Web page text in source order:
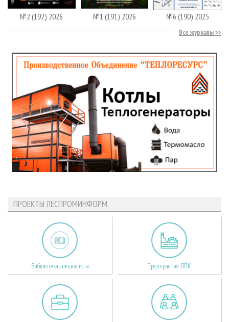
№2 (192) 2026 №1 (191) 2026 №6 (190) 2025
Все журналы
ПРОЕКТЫ ЛЕСПРОМИНФОРМ
Библиотека специалиста Предприятия ЛПК